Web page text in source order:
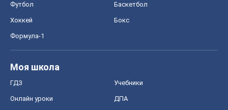
Футбол Баскетбол
Хоккей Бокс
Формула-1
Моя школа
ГДЗ Учебники
Онлайн уроки ДПА